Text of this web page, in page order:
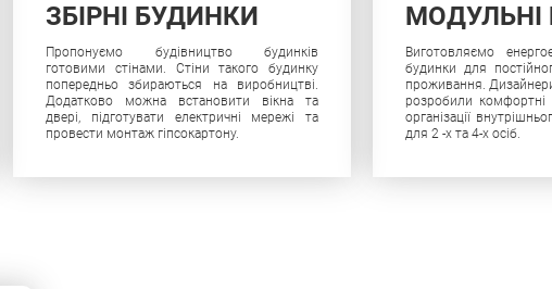
ЗБІРНІ БУДИНКИ
Пропонуємо будівництво будинків
готовими стінами. Стіни такого будинку
попередньо збираються на виробництві.
Додатково можна встановити вікна та
двері, підготувати електричні мережі та
провести монтаж гіпсокартону.
МОДУЛЬНІ
Виготовляємо
будинки для
проживання.
розробили комфортні
організації
для 2 -х та 4-х осіб.